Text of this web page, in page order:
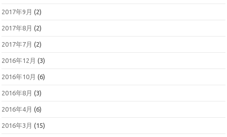
2017年9月 (2)
2017年8月 (2)
2017年7月 (2)
2016年12月 (3)
2016年10月 (6)
2016年8月 (3)
2016年4月 (6)
2016年3月 (15)